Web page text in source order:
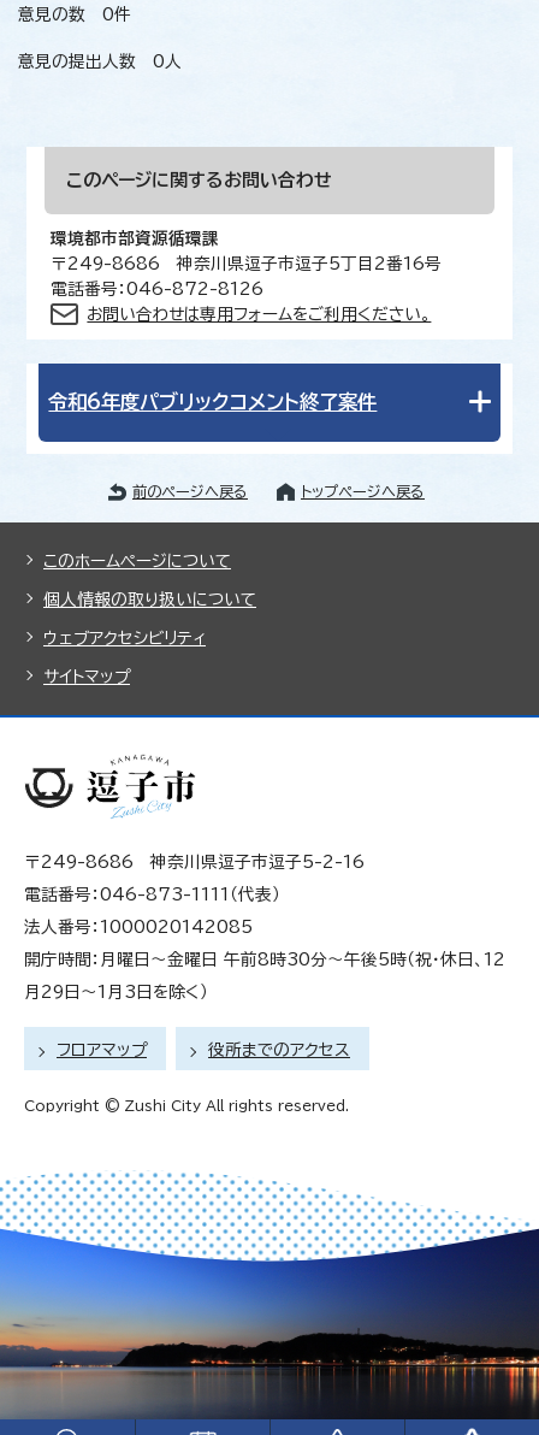
意見の数 0件
意見の提出人数 0人
このページに関する お問い合わせ
環境都市部資源循環課
〒249-8686 神奈川県逗子市逗子5丁目2番16号
電話番号：046-872-8126
お問い合わせは専用フォームをご利用ください。
令和6年度パブリックコメント終了案件
前のページへ戻る トップページへ戻る
このホームページについて
個人情報の取り扱いについて
ウェブアクセシビリティ
サイトマップ
〒249-8686 神奈川県逗子市逗子5-2-16
電話番号：046-873-1111（代表）
法人番号：1000020142085
開庁時間：月曜日～金曜日 午前8時30分～午後5時（祝・休日、12
月29日～1月3日を除く）
フロアマップ 役所までのアクセス
Copyright © Zushi City All rights reserved.